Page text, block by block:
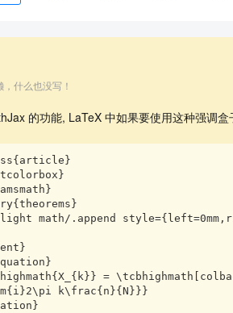
什么也没写！
的功能, LaTeX 中如果要使用这种强调盒
math/.append
k\frac{n}{N}}}